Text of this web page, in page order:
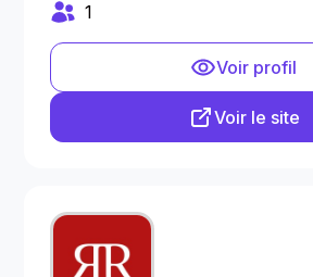
1
Voir profil
Voir le site